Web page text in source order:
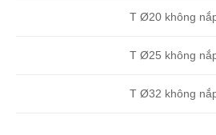
T Ø20 không
T Ø25 không
T Ø32 không